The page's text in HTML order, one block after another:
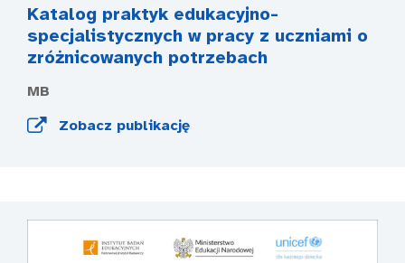
Katalog praktyk edukacyjno-
specjalistycznych w pracy z uczniami o
zróżnicowanych potrzebach
MB
Zobacz publikację